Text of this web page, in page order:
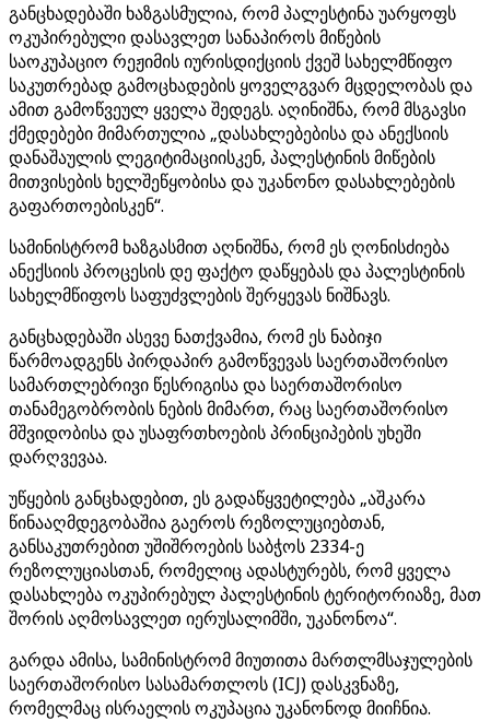
განცხადებაში ხაზგასმულია, რომ პალესტინა უარყოფს
ოკუპირებული დასავლეთ სანაპიროს მიწების
საოკუპაციო რეჟიმის იურისდიქციის ქვეშ სახელმწიფო
საკუთრებად გამოცხადების ყოველგვარ მცდელობას და
ამით გამოწვეულ ყველა შედეგს. აღინიშნა, რომ მსგავსი
ქმედებები მიმართულია „დასახლებებისა და ანექსიის
დანაშაულის ლეგიტიმაციისკენ, პალესტინის მიწების
მითვისების ხელშეწყობისა და უკანონო დასახლებების
გაფართოებისკენ“.
სამინისტრომ ხაზგასმით აღნიშნა, რომ ეს ღონისძიება
ანექსიის პროცესის დე ფაქტო დაწყებას და პალესტინის
სახელმწიფოს საფუძვლების შერყევას ნიშნავს.
განცხადებაში ასევე ნათქვამია, რომ ეს ნაბიჯი
წარმოადგენს პირდაპირ გამოწვევას საერთაშორისო
სამართლებრივი წესრიგისა და საერთაშორისო
თანამეგობრობის ნების მიმართ, რაც საერთაშორისო
მშვიდობისა და უსაფრთხოების პრინციპების უხეში
დარღვევაა.
უწყების განცხადებით, ეს გადაწყვეტილება „აშკარა
წინააღმდეგობაშია გაეროს რეზოლუციებთან,
განსაკუთრებით უშიშროების საბჭოს 2334-ე
რეზოლუციასთან, რომელიც ადასტურებს, რომ ყველა
დასახლება ოკუპირებულ პალესტინის ტერიტორიაზე, მათ
შორის აღმოსავლეთ იერუსალიმში, უკანონოა“.
გარდა ამისა, სამინისტრომ მიუთითა მართლმსაჯულების
საერთაშორისო სასამართლოს (ICJ) დასკვნაზე,
რომელმაც ისრაელის ოკუპაცია უკანონოდ მიიჩნია.